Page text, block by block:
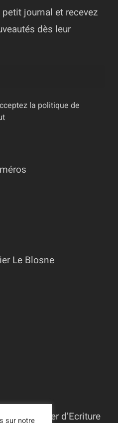
journal et recevez
dès leur
la politique de
Le Blosne
L’Atelier d’Ecriture
sur notre